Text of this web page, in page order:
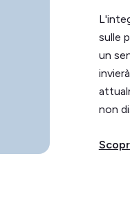
sulle
un
non